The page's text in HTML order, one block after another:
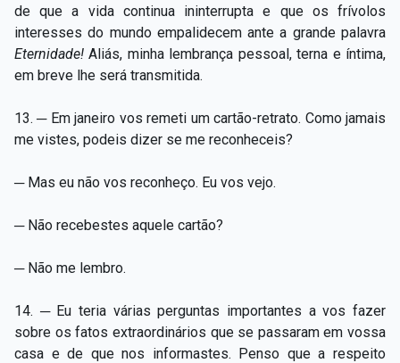
de que a vida continua ininterrupta e que os frívolos
interesses do mundo empalidecem ante a grande palavra
Eternidade!Aliás, minha lembrança pessoal, terna e íntima,
em breve lhe será transmitida.
13. ─ Em janeiro vos remeti um cartão-retrato. Como jamais
me vistes, podeis dizer se me reconheceis?
─ Mas eu não vos reconheço. Eu vos vejo.
─ Não recebestes aquele cartão?
─ Não me lembro.
14. ─ Eu teria várias perguntas importantes a vos fazer
sobre os fatos extraordinários que se passaram em vossa
casa e de que nos informastes. Penso que a respeito